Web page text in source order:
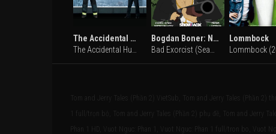
The Accidental Husband
Bogdan Boner: Người trừ quỷ (Phần 2)
Lommbock
Lommbock
Tom and Jerry Tales (Phần 2) VietSub, Tom and Jerry Tales (Phần 2)
1 full/trọn bộ, Tom and Jerry Tales (Phần 2) phụ đề, Tom and Jerry
Phan 1 HD, Vuot Nguc: Phan 1, Vuot Nguc: Phan 1 full/tron bo, Vuot